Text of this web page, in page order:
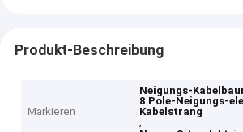
Produkt-Beschreibung
Markieren
Neigungs-
8 Pole-Neigungs-
Kabelstrang
,